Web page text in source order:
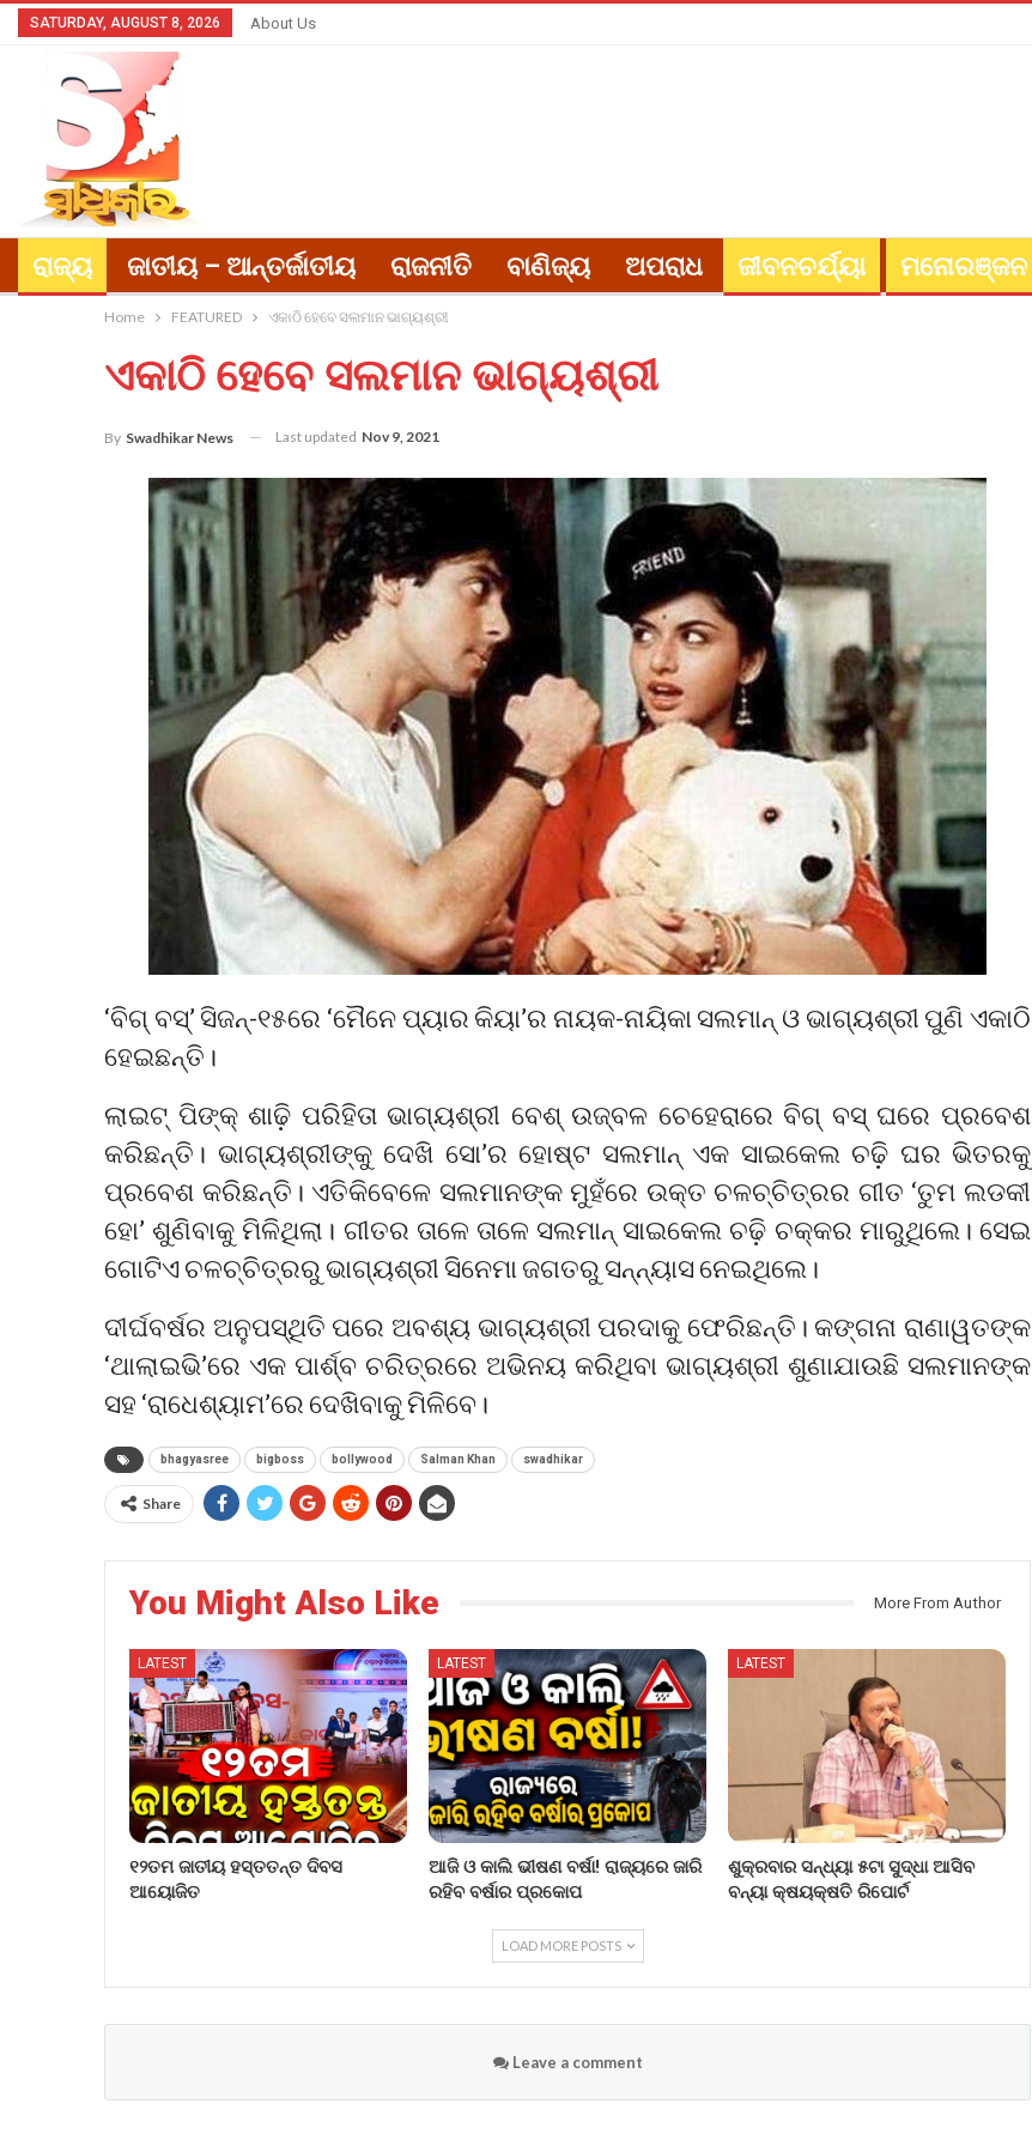
SATURDAY, AUGUST 8, 2026 About Us
ରାଜ୍ୟ ଜାତୀୟ – ଆନ୍ତର୍ଜାତୀୟ ରାଜନୀତି ବାଣିଜ୍ୟ ଅପରାଧ ଜୀବନଚର୍ଯ୍ୟା ମନୋରଞ୍ଜନ
Home FEATURED ଏକାଠି ହେବେ ସଲମାନ ଭାଗ୍ୟଶ୍ରୀ
ଏକାଠି ହେବେ ସଲମାନ ଭାଗ୍ୟଶ୍ରୀ
By Swadhikar News Last updated Nov 9, 2021
‘ବିଗ୍ ବସ୍’ ସିଜନ୍-୧୫ରେ ‘ମୈନେ ପ୍ୟାର କିୟା’ର ନାୟକ-ନାୟିକା ସଲମାନ୍ ଓ ଭାଗ୍ୟଶ୍ରୀ ପୁଣି ଏକାଠି
ହେଇଛନ୍ତି।
ଲାଇଟ୍ ପିଙ୍କ୍‌ ଶାଢ଼ି ପରିହିତା ଭାଗ୍ୟଶ୍ରୀ ବେଶ୍ ଉଜ୍ବଳ ଚେହେରାରେ ବିଗ୍ ବସ୍ ଘରେ ପ୍ରବେଶ
କରିଛନ୍ତି। ଭାଗ୍ୟଶ୍ରୀଙ୍କୁ ଦେଖି ସୋ’ର ହୋଷ୍ଟ ସଲମାନ୍ ଏକ ସାଇକେଲ ଚଢ଼ି ଘର ଭିତରକୁ
ପ୍ରବେଶ କରିଛନ୍ତି। ଏତିକିବେଳେ ସଲମାନଙ୍କ ମୁହଁରେ ଉକ୍ତ ଚଳଚ୍ଚିତ୍ରର ଗୀତ ‘ତୁମ ଲଡକୀ
ହୋ’ ଶୁଣିବାକୁ ମିଳିଥିଲା। ଗୀତର ତାଳେ ତାଳେ ସଲମାନ୍ ସାଇକେଲ ଚଢ଼ି ଚକ୍କର ମାରୁଥିଲେ। ସେଇ
ଗୋଟିଏ ଚଳଚ୍ଚିତ୍ରରୁ ଭାଗ୍ୟଶ୍ରୀ ସିନେମା ଜଗତରୁ ସନ୍ନ୍ୟାସ ନେଇଥିଲେ।
ଦୀର୍ଘବର୍ଷର ଅନୁପସ୍ଥିତି ପରେ ଅବଶ୍ୟ ଭାଗ୍ୟଶ୍ରୀ ପରଦାକୁ ଫେରିଛନ୍ତି। କଙ୍ଗନା ରାଣାୱତଙ୍କ
‘ଥାଲାଇଭି’ରେ ଏକ ପାର୍ଶ୍ବ ଚରିତ୍ରରେ ଅଭିନୟ କରିଥିବା ଭାଗ୍ୟଶ୍ରୀ ଶୁଣାଯାଉଛି ସଲମାନଙ୍କ
ସହ ‘ରାଧେଶ୍ୟାମ’ରେ ଦେଖିବାକୁ ମିଳିବେ।
bhagyasree bigboss bollywood Salman Khan swadhikar
Share
You Might Also Like More From Author
LATEST
୧୨ତମ ଜାତୀୟ ହସ୍ତତନ୍ତ ଦିବସ
ଆୟୋଜିତ
LATEST
ଆଜି ଓ କାଲି ଭୀଷଣ ବର୍ଷା! ରାଜ୍ୟରେ ଜାରି
ରହିବ ବର୍ଷାର ପ୍ରକୋପ
LATEST
ଶୁକ୍ରବାର ସନ୍ଧ୍ୟା ୫ଟା ସୁଦ୍ଧା ଆସିବ
ବନ୍ୟା କ୍ଷୟକ୍ଷତି ରିପୋର୍ଟ
LOAD MORE POSTS
Leave a comment